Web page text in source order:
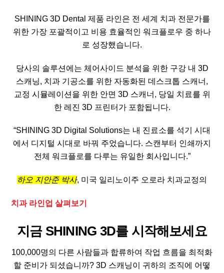
SHINING 3D Dental 제품 라인은 전 세계 치과 전문가를
위한 가장 포괄적이고 비용 효율적인 워크플로우 중 하나
로 성장했습니다.
당사의 솔루션에는 체어사이드 분석을 위한 구강 내 3D
스캐닝, 치과 기공소를 위한 자동화된 데스크톱 스캐너,
교정 시뮬레이션을 위한 안면 3D 스캐너, 당일 치료를 위
한 레진 3D 프린터가 포함됩니다.
“SHINING 3D Digital Solutions는 내 진료소를 석기 시대
에서 디지털 시대로 바꿔 주었습니다. 스캔부터 인쇄까지
전체 워크플로를 다루는 유일한 회사입니다.”
하오 지안준 박사, 미국 일리노이주 오로라 치과교정의
치과 라인업 살펴보기
지금 SHINING 3D를 시작해보세요
100,000명의 다른 사람들과 합류하여 작업 흐름을 최적화
할 준비가 되셨습니까? 3D 스캐닝이 귀하의 조직에 어떻